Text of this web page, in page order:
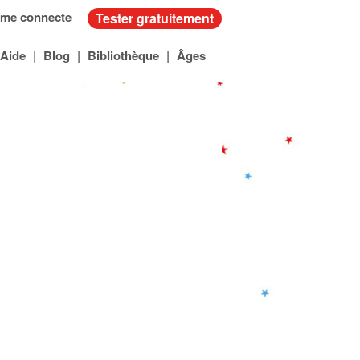
connecte Tester gratuitement
Aide | Blog | Bibliothèque | Âges